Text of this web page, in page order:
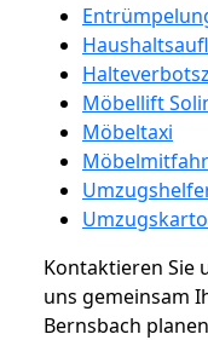
Möbellift
Möbeltaxi
Kontaktieren Sie
uns gemeinsam
Bernsbach